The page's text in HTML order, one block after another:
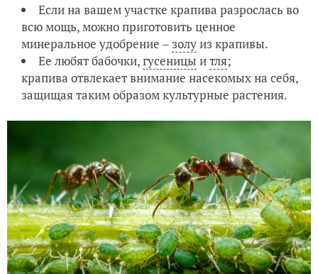
Если на вашем участке крапива разрослась во
всю мощь, можно приготовить ценное
минеральное удобрение – золуиз крапивы.
Ее любят бабочки,гусеницы итля;
крапива отвлекает внимание насекомых на себя,
защищая таким образом культурные растения.